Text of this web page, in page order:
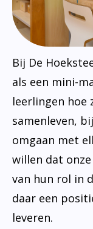
Bij De
als een mini-
leerlingen hoe
samenleven,
omgaan met
willen dat
van hun rol in
daar een
leveren.